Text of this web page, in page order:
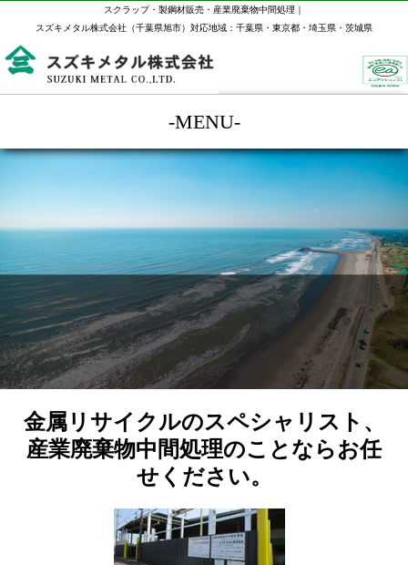
スクラップ・製鋼材販売・産業廃棄物中間処理｜
スズキメタル株式会社（千葉県旭市）対応地域：千葉県・東京都・埼玉県・茨城県
-MENU-
金属リサイクルのスペシャリスト、
産業廃棄物中間処理のことならお任
せください。